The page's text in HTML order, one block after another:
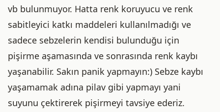
vb bulunmuyor. Hatta renk koruyucu ve renk
sabitleyici katkı maddeleri kullanılmadığı ve
sadece sebzelerin kendisi bulunduğu için
pişirme aşamasında ve sonrasında renk kaybı
yaşanabilir. Sakın panik yapmayın:) Sebze kaybı
yaşamamak adına pilav gibi yapmayı yani
suyunu çektirerek pişirmeyi tavsiye ederiz.